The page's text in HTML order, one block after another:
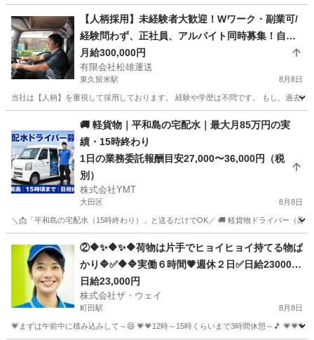
ドライバー 社用車
【人柄採用】未経験者大歓迎！Wワーク・副業可/
経験問わず、正社員、アルバイト同時募集！自由
度MAXの会社で働きませんか？
月給300,000円
有限会社松雄運送
東久留米駅 8月8日
当社は【人柄】を重視して採用しております。 経験や学歴は不問です。 もし、過去
東久留米市 東久留米駅 ドライバー スポット
🚚 軽貨物｜平和島の宅配水｜最大月85万円の実
績・15時終わり
1日の業務委託報酬目安27,000〜36,000円（税
別）
株式会社YMT
大田区 8月8日
＼📩「平和島の宅配水（15時終わり）」と送るだけでOK／ 🚚 軽貨物ドライ
ドライバー 貨物
②🔶✨🔶✨🔶荷物は片手でヒョイヒョイ持てる物ば
かり🔷✅🔶🔷実働６時間💗週休２日✅日給23000円
以上稼げちゃいます😄
日給23,000円
株式会社ザ・ウェイ
町田駅 8月8日
💗まずは午前中に積み込みして～😄 💗💗12時～15時くらいまで3時間休憩～🎵